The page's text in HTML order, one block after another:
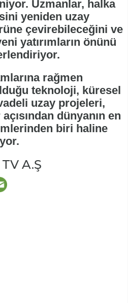
Uzmanlar, halka
yeniden uzay
çevirebileceğini ve
yatırımların önünü
rağmen
teknoloji, küresel
uzay projeleri,
dünyanın en
biri haline
A.Ş